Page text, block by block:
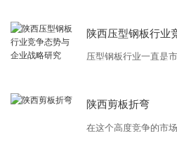
陕西压型钢板行业
陕西剪板折弯